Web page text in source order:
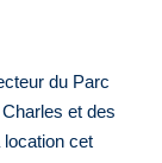
du Parc
et des
cet